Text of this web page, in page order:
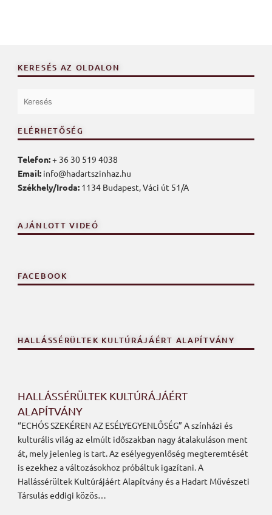
KERESÉS AZ OLDALON
ELÉRHETŐSÉG
Telefon:+ 36 30 519 4038
Email: info@hadartszinhaz.hu
Székhely/Iroda: 1134 Budapest, Váci út 51/A
AJÁNLOTT VIDEÓ
FACEBOOK
HALLÁSSÉRÜLTEK KULTÚRÁJÁÉRT ALAPÍTVÁNY
HALLÁSSÉRÜLTEK KULTÚRÁJÁÉRT
ALAPÍTVÁNY
“ECHÓS SZEKÉREN AZ ESÉLYEGYENLŐSÉG” A színházi és
kulturális világ az elmúlt időszakban nagy átalakuláson ment
át, mely jelenleg is tart. Az esélyegyenlőség megteremtését
is ezekhez a változásokhoz próbáltuk igazítani. A
Hallássérültek Kultúrájáért Alapítvány és a Hadart Művészeti
Társulás eddigi közös…